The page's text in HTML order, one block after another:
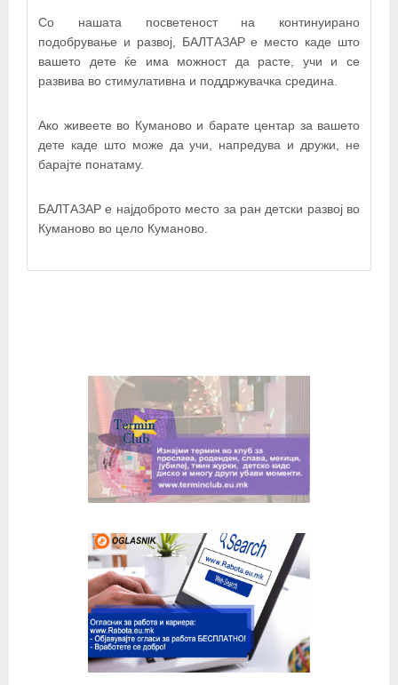
Со нашата посветеност на континуирано
подобрување и развој, БАЛТАЗАР е место каде што
вашето дете ќе има можност да расте, учи и се
развива во стимулативна и поддржувачка средина.
Ако живеете во Куманово и барате центар за вашето
дете каде што може да учи, напредува и дружи, не
барајте понатаму.
БАЛТАЗАР е најдоброто место за ран детски развој во
Куманово во цело Куманово.
© OpenStreetMap contributors